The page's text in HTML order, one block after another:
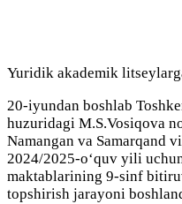
Yuridik akademik
20-iyundan boshlab
huzuridagi M.S.Vosiqova
Namangan va Samarqand
2024/2025-o‘quv yili
maktablarining 9-sinf
topshirish jarayoni